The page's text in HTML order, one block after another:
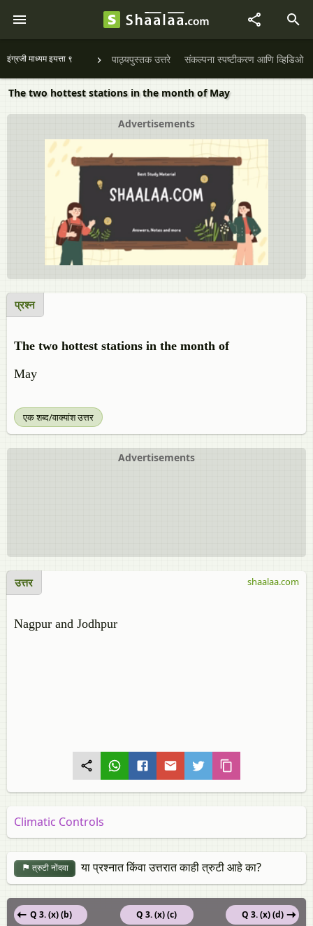
इंग्रजी माध्यम इयत्ता ९ पाठ्यपुस्तक उत्तरे संकल्पना स्पष्टीकरण आणि व्हिडिओ
The two hottest stations in the month of May
Advertisements
प्रश्न
The two hottest stations in the month of
May
एक शब्द/वाक्यांश उत्तर
Advertisements
उत्तर
Nagpur and Jodhpur
shaalaa.com
Climatic Controls
त्रुटी नोंदवा या प्रश्नात किंवा उत्तरात काही त्रुटी आहे का?
Q 3. (x) (c)
Q 3. (x) (b)
Q 3. (x) (d)